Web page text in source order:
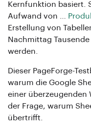
Kernfunktion basiert.
Aufwand von …
Erstellung von
Nachmittag
werden.
Dieser PageForge-
warum die Google
einer überzeugenden
der Frage, warum
übertrifft.